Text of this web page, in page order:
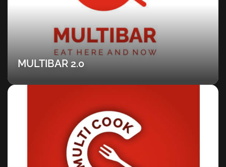
MULTIBAR 2.0